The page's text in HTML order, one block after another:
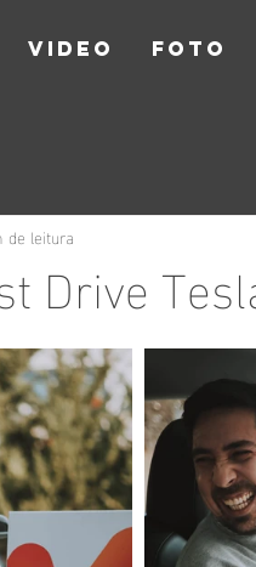
VIDEO FOTO
Drive
de leitura